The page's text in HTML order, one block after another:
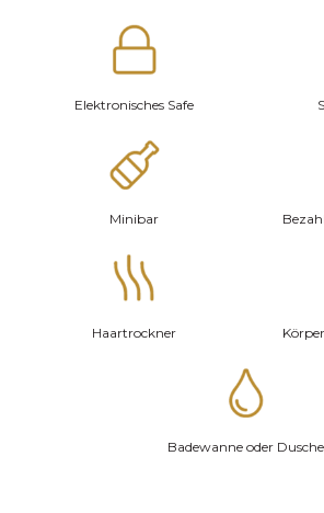
Elektronisches Safe
Minibar
Haartrockner
Badewanne oder Dusche